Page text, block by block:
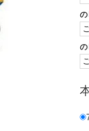
の
の